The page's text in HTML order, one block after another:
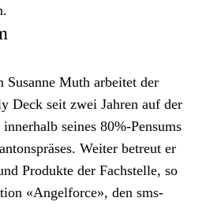
Susanne Muth arbeit­et der
Deck seit zwei Jahren auf der
seines 80%-Pensums
Weit­er betreut er
Pro­duk­te der Fach­stelle, so
«Angelforce», den sms-